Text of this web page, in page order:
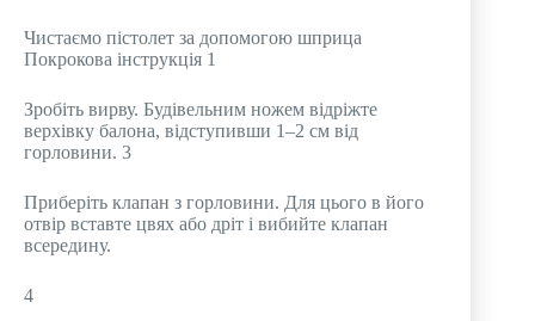
Чистаємо пістолет за допомогою шприца
Покрокова інструкція 1
Зробіть вирву. Будівельним ножем відріжте
верхівку балона, відступивши 1–2 см від
горловини. 3
Приберіть клапан з горловини. Для цього в його
отвір вставте цвях або дріт і вибийте клапан
всередину.
4